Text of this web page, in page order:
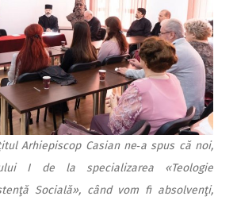
Arhiepiscop Casian ne‑a spus că noi,
I de la specializarea «Teologie
Socială», când vom fi absolvenţi,